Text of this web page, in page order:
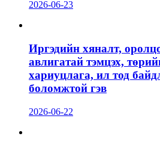
2026-06-23
Иргэдийн хяналт,
авлигатай тэмцэх,
хариуцлага, ил тод
боломжтой гэв
2026-06-22